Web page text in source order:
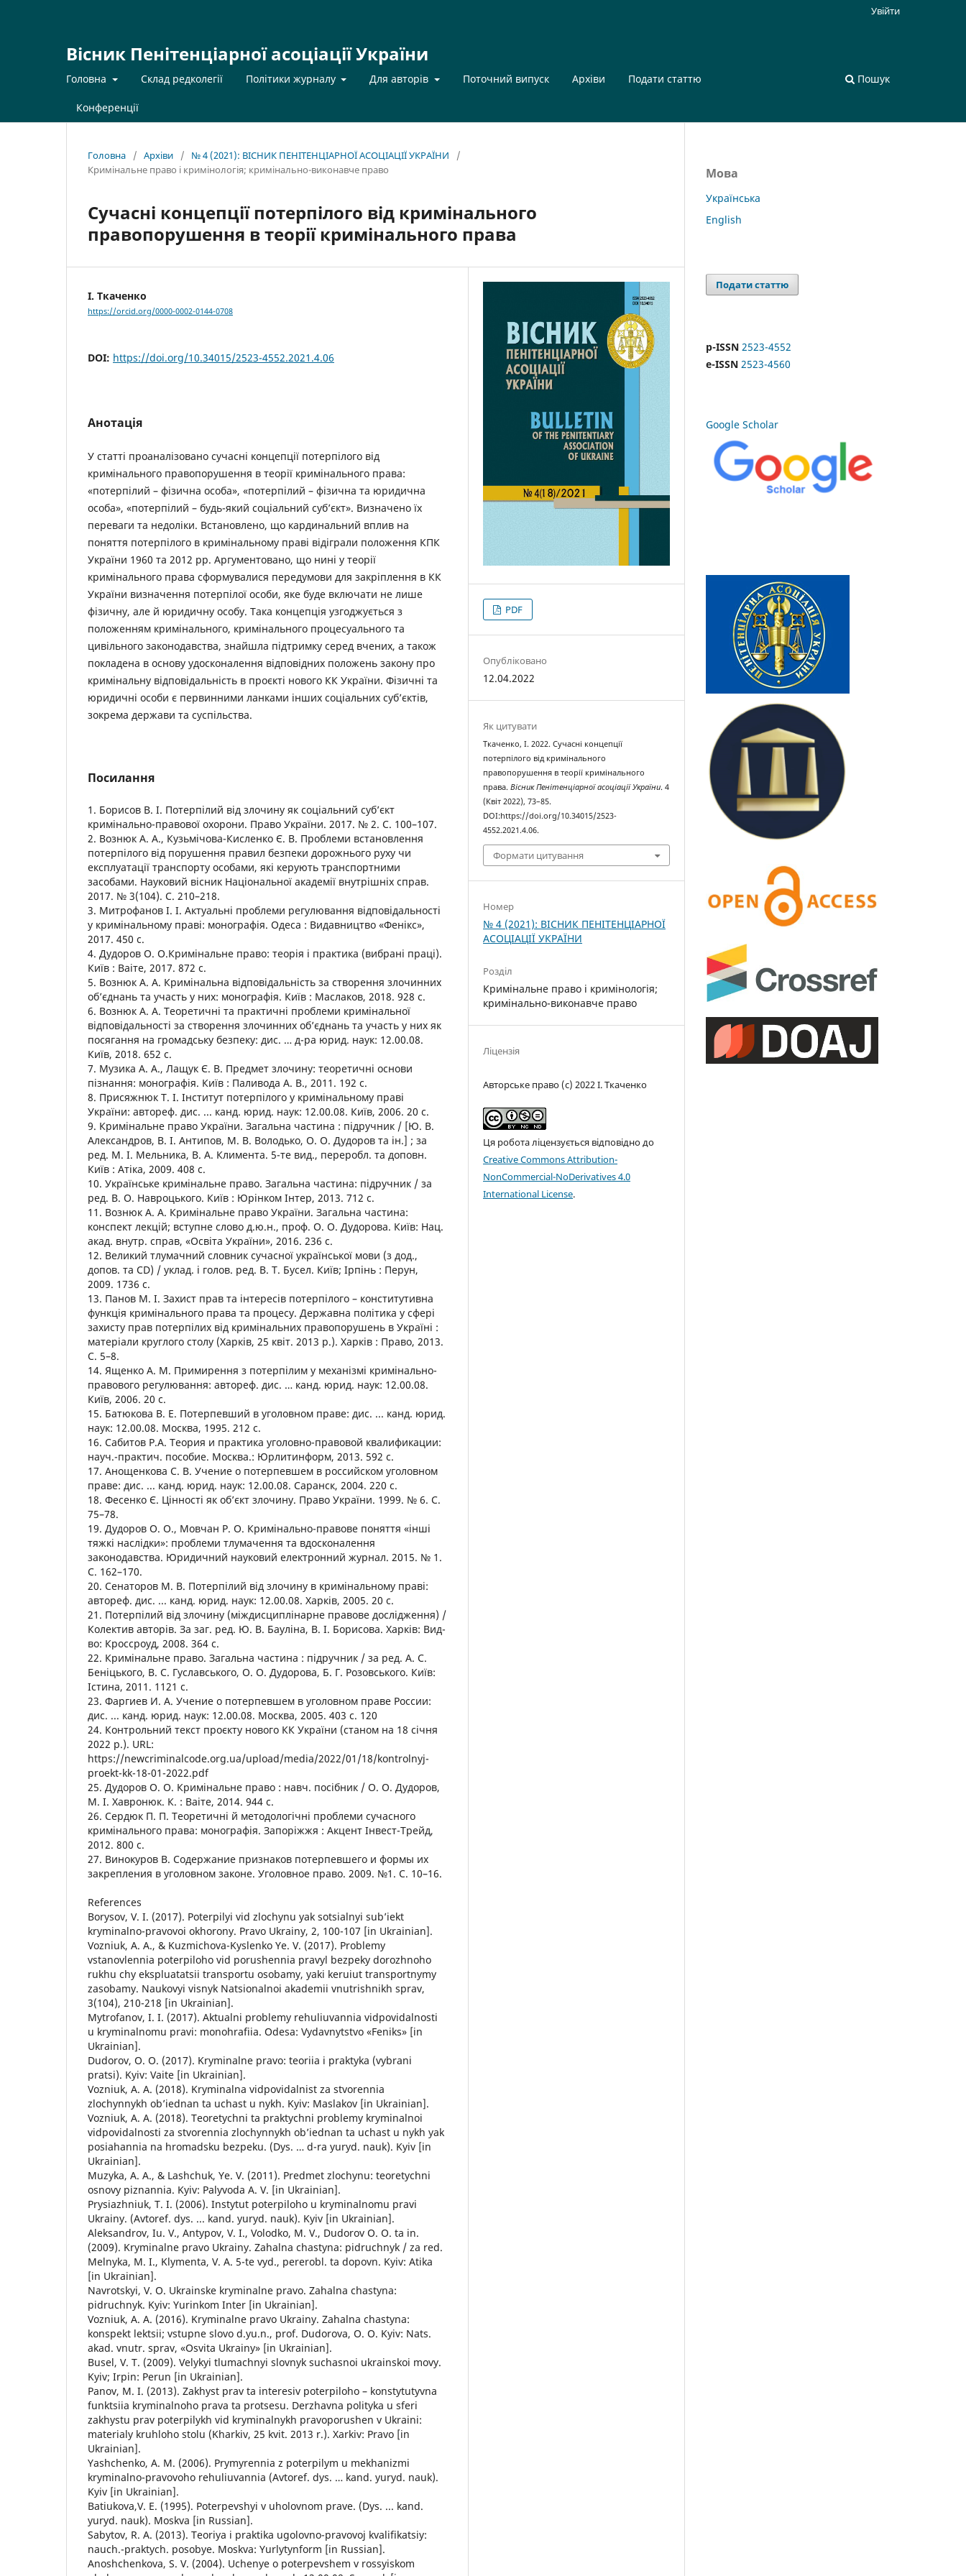
Вісник Пенітенціарної асоціації України
Головна Склад редколегії Політики журналу Для авторів Поточний випуск Архіви Подати статтю
Конференції
Пошук
Увійти
Головна / Архіви / № 4 (2021): ВІСНИК ПЕНІТЕНЦІАРНОЇ АСОЦІАЦІЇ УКРАЇНИ
/
Кримінальне право і кримінологія; кримінально-виконавче право
Сучасні концепції потерпілого від кримінального
правопорушення в теорії кримінального права
І. Ткаченко
https://orcid.org/0000-0002-0144-0708
DOI: https://doi.org/10.34015/2523-4552.2021.4.06
Анотація
У статті проаналізовано сучасні концепції потерпілого від
кримінального правопорушення в теорії кримінального права:
«потерпілий – фізична особа», «потерпілий – фізична та юридична
особа», «потерпілий – будь-який соціальний суб’єкт». Визначено їх
переваги та недоліки. Встановлено, що кардинальний вплив на
поняття потерпілого в кримінальному праві відіграли положення КПК
України 1960 та 2012 рр. Аргументовано, що нині у теорії
кримінального права сформувалися передумови для закріплення в КК
України визначення потерпілої особи, яке буде включати не лише
фізичну, але й юридичну особу. Така концепція узгоджується з
положенням кримінального, кримінального процесуального та
цивільного законодавства, знайшла підтримку серед вчених, а також
покладена в основу удосконалення відповідних положень закону про
кримінальну відповідальність в проєкті нового КК України. Фізичні та
юридичні особи є первинними ланками інших соціальних суб’єктів,
зокрема держави та суспільства.
Посилання
1. Борисов В. І. Потерпілий від злочину як соціальний суб’єкт
кримінально-правової охорони. Право України. 2017. № 2. С. 100–107.
2. Вознюк А. А., Кузьмічова-Кисленко Є. В. Проблеми встановлення
потерпілого від порушення правил безпеки дорожнього руху чи
експлуатації транспорту особами, які керують транспортними
засобами. Науковий вісник Національної академії внутрішніх справ.
2017. № 3(104). С. 210–218.
3. Митрофанов І. І. Актуальні проблеми регулювання відповідальності
у кримінальному праві: монографія. Одеса : Видавництво «Фенікс»,
2017. 450 с.
4. Дудоров О. О.Кримінальне право: теорія і практика (вибрані праці).
Київ : Ваіте, 2017. 872 с.
5. Вознюк А. А. Кримінальна відповідальність за створення злочинних
об’єднань та участь у них: монографія. Київ : Маслаков, 2018. 928 с.
6. Вознюк А. А. Теоретичні та практичні проблеми кримінальної
відповідальності за створення злочинних об’єднань та участь у них як
посягання на громадську безпеку: дис. … д-ра юрид. наук: 12.00.08.
Київ, 2018. 652 с.
7. Музика А. А., Лащук Є. В. Предмет злочину: теоретичні основи
пізнання: монографія. Київ : Паливода А. В., 2011. 192 с.
8. Присяжнюк Т. І. Інститут потерпілого у кримінальному праві
України: автореф. дис. ... канд. юрид. наук: 12.00.08. Київ, 2006. 20 с.
9. Кримінальне право України. Загальна частина : підручник / [Ю. В.
Александров, В. І. Антипов, М. В. Володько, О. О. Дудоров та ін.] ; за
ред. М. І. Мельника, В. А. Климента. 5-те вид., переробл. та доповн.
Київ : Атіка, 2009. 408 с.
10. Українське кримінальне право. Загальна частина: підручник / за
ред. В. О. Навроцького. Київ : Юрінком Інтер, 2013. 712 с.
11. Вознюк А. А. Кримінальне право України. Загальна частина:
конспект лекцій; вступне слово д.ю.н., проф. О. О. Дудорова. Київ: Нац.
акад. внутр. справ, «Освіта України», 2016. 236 с.
12. Великий тлумачний словник сучасної української мови (з дод.,
допов. та СD) / уклад. і голов. ред. В. Т. Бусел. Київ; Ірпінь : Перун,
2009. 1736 с.
13. Панов М. І. Захист прав та інтересів потерпілого – конститутивна
функція кримінального права та процесу. Державна політика у сфері
захисту прав потерпілих від кримінальних правопорушень в Україні :
матеріали круглого столу (Харків, 25 квіт. 2013 р.). Xарків : Право, 2013.
С. 5–8.
14. Ященко А. М. Примирення з потерпілим у механізмі кримінально-
правового регулювання: автореф. дис. … канд. юрид. наук: 12.00.08.
Київ, 2006. 20 с.
15. Батюкова В. Е. Потерпевший в уголовном праве: дис. ... канд. юрид.
наук: 12.00.08. Москва, 1995. 212 с.
16. Сабитов Р.А. Теория и практика уголовно-правовой квалификации:
науч.-практич. пособие. Москва.: Юрлитинформ, 2013. 592 с.
17. Анощенкова С. В. Учение о потерпевшем в российском уголовном
праве: дис. ... канд. юрид. наук: 12.00.08. Саранск, 2004. 220 с.
18. Фесенко Є. Цінності як об’єкт злочину. Право України. 1999. № 6. С.
75–78.
19. Дудоров О. О., Мовчан Р. О. Кримінально-правове поняття «інші
тяжкі наслідки»: проблеми тлумачення та вдосконалення
законодавства. Юридичний науковий електронний журнал. 2015. № 1.
С. 162–170.
20. Сенаторов М. В. Потерпілий від злочину в кримінальному праві:
автореф. дис. ... канд. юрид. наук: 12.00.08. Харків, 2005. 20 с.
21. Потерпілий від злочину (міждисциплінарне правове дослідження) /
Колектив авторів. За заг. ред. Ю. В. Бауліна, В. І. Борисова. Харків: Вид-
во: Кроссроуд, 2008. 364 с.
22. Кримінальне право. Загальна частина : підручник / за ред. А. С.
Беніцького, В. С. Гуславського, О. О. Дудорова, Б. Г. Розовського. Київ:
Істина, 2011. 1121 с.
23. Фаргиев И. А. Учение о потерпевшем в уголовном праве России:
дис. ... канд. юрид. наук: 12.00.08. Москва, 2005. 403 с. 120
24. Контрольний текст проєкту нового КК України (станом на 18 січня
2022 р.). URL:
https://newcriminalcode.org.ua/upload/media/2022/01/18/kontrolnyj-
proekt-kk-18-01-2022.pdf
25. Дудоров О. О. Кримінальне право : навч. посібник / О. О. Дудоров,
М. І. Хавронюк. К. : Ваіте, 2014. 944 с.
26. Сердюк П. П. Теоретичні й методологічні проблеми сучасного
кримінального права: монографія. Запоріжжя : Акцент Інвест-Трейд,
2012. 800 с.
27. Винокуров В. Содержание признаков потерпевшего и формы их
закрепления в уголовном законе. Уголовное право. 2009. №1. С. 10–16.
References
Borysov, V. I. (2017). Poterpilyi vid zlochynu yak sotsialnyi sub’iekt
kryminalno-pravovoi okhorony. Pravo Ukrainy, 2, 100-107 [in Ukrainian].
Vozniuk, A. A., & Kuzmichova-Kyslenko Ye. V. (2017). Problemy
vstanovlennia poterpiloho vid porushennia pravyl bezpeky dorozhnoho
rukhu chy ekspluatatsii transportu osobamy, yaki keruiut transportnymy
zasobamy. Naukovyi visnyk Natsionalnoi akademii vnutrishnikh sprav,
3(104), 210-218 [in Ukrainian].
Mytrofanov, I. I. (2017). Aktualni problemy rehuliuvannia vidpovidalnosti
u kryminalnomu pravi: monohrafiia. Odesa: Vydavnytstvo «Feniks» [in
Ukrainian].
Dudorov, O. O. (2017). Kryminalne pravo: teoriia i praktyka (vybrani
pratsi). Kyiv: Vaite [in Ukrainian].
Vozniuk, A. A. (2018). Kryminalna vidpovidalnist za stvorennia
zlochynnykh ob’iednan ta uchast u nykh. Kyiv: Maslakov [in Ukrainian].
Vozniuk, A. A. (2018). Teoretychni ta praktychni problemy kryminalnoi
vidpovidalnosti za stvorennia zlochynnykh ob’iednan ta uchast u nykh yak
posiahannia na hromadsku bezpeku. (Dys. … d-ra yuryd. nauk). Kyiv [in
Ukrainian].
Muzyka, A. A., & Lashchuk, Ye. V. (2011). Predmet zlochynu: teoretychni
osnovy piznannia. Kyiv: Palyvoda A. V. [in Ukrainian].
Prysiazhniuk, T. I. (2006). Instytut poterpiloho u kryminalnomu pravi
Ukrainy. (Avtoref. dys. ... kand. yuryd. nauk). Kyiv [in Ukrainian].
Aleksandrov, Iu. V., Antypov, V. I., Volodko, M. V., Dudorov O. O. ta in.
(2009). Kryminalne pravo Ukrainy. Zahalna chastyna: pidruchnyk / za red.
Melnyka, M. I., Klymenta, V. A. 5-te vyd., pererobl. ta dopovn. Kyiv: Atika
[in Ukrainian].
Navrotskyi, V. O. Ukrainske kryminalne pravo. Zahalna chastyna:
pidruchnyk. Kyiv: Yurinkom Inter [in Ukrainian].
Vozniuk, A. A. (2016). Kryminalne pravo Ukrainy. Zahalna chastyna:
konspekt lektsii; vstupne slovo d.yu.n., prof. Dudorova, O. O. Kyiv: Nats.
akad. vnutr. sprav, «Osvita Ukrainy» [in Ukrainian].
Busel, V. T. (2009). Velykyi tlumachnyi slovnyk suchasnoi ukrainskoi movy.
Kyiv; Irpin: Perun [in Ukrainian].
Panov, M. I. (2013). Zakhyst prav ta interesiv poterpiloho – konstytutyvna
funktsiia kryminalnoho prava ta protsesu. Derzhavna polityka u sferi
zakhystu prav poterpilykh vid kryminalnykh pravoporushen v Ukraini:
materialy kruhloho stolu (Kharkiv, 25 kvit. 2013 r.). Xarkiv: Pravo [in
Ukrainian].
Yashchenko, A. M. (2006). Prymyrennia z poterpilym u mekhanizmi
kryminalno-pravovoho rehuliuvannia (Avtoref. dys. … kand. yuryd. nauk).
Kyiv [in Ukrainian].
Batiukova,V. E. (1995). Poterpevshyi v uholovnom prave. (Dys. ... kand.
yuryd. nauk). Moskva [in Russian].
Sabytov, R. A. (2013). Teoriya i praktika ugolovno-pravovoj kvalifikatsiy:
nauch.-praktych. posobye. Moskva: Yurlytynform [in Russian].
Anoshchenkova, S. V. (2004). Uchenye o poterpevshem v rossyiskom
PDF
Опубліковано
12.04.2022
Як цитувати
Ткаченко, І. 2022. Сучасні концепції
потерпілого від кримінального
правопорушення в теорії кримінального
права.Вісник Пенітенціарної асоціації України. 4
(Квіт 2022), 73–85.
DOI:https://doi.org/10.34015/2523-
4552.2021.4.06.
Формати цитування
Номер
№ 4 (2021): ВІСНИК ПЕНІТЕНЦІАРНОЇ
АСОЦІАЦІЇ УКРАЇНИ
Розділ
Кримінальне право і кримінологія;
кримінально-виконавче право
Ліцензія
Авторське право (c) 2022 І. Ткаченко
Ця робота ліцензується відповідно до
Creative Commons Attribution-
NonCommercial-NoDerivatives 4.0
International License.
Мова
Українська
English
Подати статтю
p-ISSN 2523-4552
e-ISSN 2523-4560
Google Scholar